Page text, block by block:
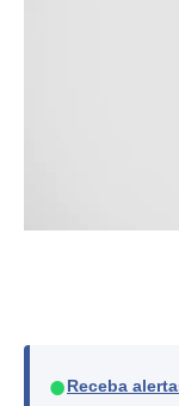
● Receba